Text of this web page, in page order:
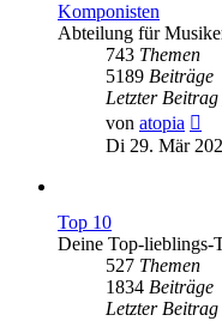
Komponisten
Abteilung für
743 Themen
5189 Beiträge
Letzter Beitrag
von atopia
Di 29. Mär
Top 10
Deine Top-lieblings-
527 Themen
1834 Beiträge
Letzter Beitrag